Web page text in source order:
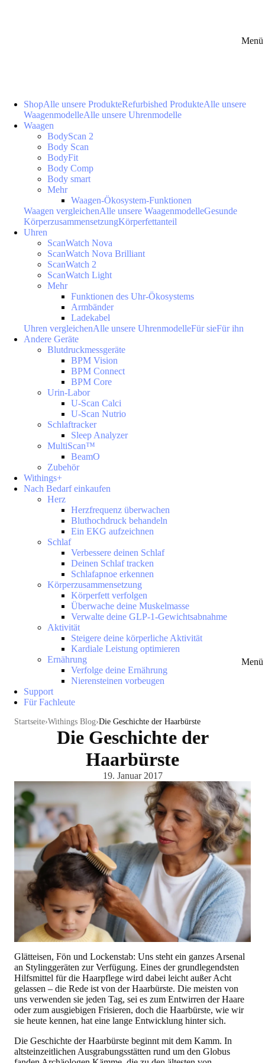
Menü
Menü
ShopAlle unsere ProdukteRefurbished ProdukteAlle unsere
WaagenmodelleAlle unsere Uhrenmodelle
Waagen
BodyScan 2
Body Scan
BodyFit
Body Comp
Body smart
Mehr
Waagen-Ökosystem-Funktionen
Waagen vergleichenAlle unsere WaagenmodelleGesunde
KörperzusammensetzungKörperfettanteil
Uhren
ScanWatch Nova
ScanWatch Nova Brilliant
ScanWatch 2
ScanWatch Light
Mehr
Funktionen des Uhr-Ökosystems
Armbänder
Ladekabel
Uhren vergleichenAlle unsere UhrenmodelleFür sieFür ihn
Andere Geräte
Blutdruckmessgeräte
BPM Vision
BPM Connect
BPM Core
Urin-Labor
U-Scan Calci
U-Scan Nutrio
Schlaftracker
Sleep Analyzer
MultiScan™
BeamO
Zubehör
Withings+
Nach Bedarf einkaufen
Herz
Herzfrequenz überwachen
Bluthochdruck behandeln
Ein EKG aufzeichnen
Schlaf
Verbessere deinen Schlaf
Deinen Schlaf tracken
Schlafapnoe erkennen
Körperzusammensetzung
Körperfett verfolgen
Überwache deine Muskelmasse
Verwalte deine GLP-1-Gewichtsabnahme
Aktivität
Steigere deine körperliche Aktivität
Kardiale Leistung optimieren
Ernährung
Verfolge deine Ernährung
Nierensteinen vorbeugen
Support
Für Fachleute
Startseite Withings Blog Die Geschichte der Haarbürste
Die Geschichte der
Haarbürste
19. Januar 2017
Glätteisen, Fön und Lockenstab: Uns steht ein ganzes Arsenal
an Stylinggeräten zur Verfügung. Eines der grundlegendsten
Hilfsmittel für die Haarpflege wird dabei leicht außer Acht
gelassen – die Rede ist von der Haarbürste. Die meisten von
uns verwenden sie jeden Tag, sei es zum Entwirren der Haare
oder zum ausgiebigen Frisieren, doch die Haarbürste, wie wir
sie heute kennen, hat eine lange Entwicklung hinter sich.
Die Geschichte der Haarbürste beginnt mit dem Kamm. In
altsteinzeitlichen Ausgrabungsstätten rund um den Globus